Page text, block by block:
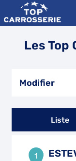
Les Top
Modifier
Liste
1